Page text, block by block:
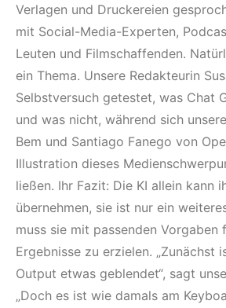
Verlagen und Druckereien
mit Social-Media-Experten,
Leuten und Filmschaffenden.
ein Thema. Unsere Redakteurin
Selbstversuch getestet, was Chat
und was nicht, während sich
Bem und Santiago Fanego von
Illustration dieses
ließen. Ihr Fazit: Die KI allein kann
übernehmen, sie ist nur ein
muss sie mit passenden Vorgaben
Ergebnisse zu erzielen. „Zunächst
Output etwas geblendet“, sagt
„Doch es ist wie damals am